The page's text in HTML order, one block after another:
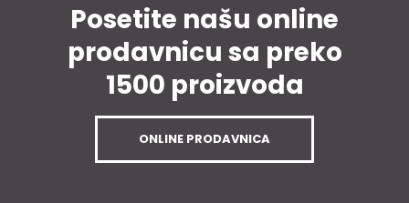
Posetite našu online
prodavnicu sa preko
1500 proizvoda
ONLINE PRODAVNICA